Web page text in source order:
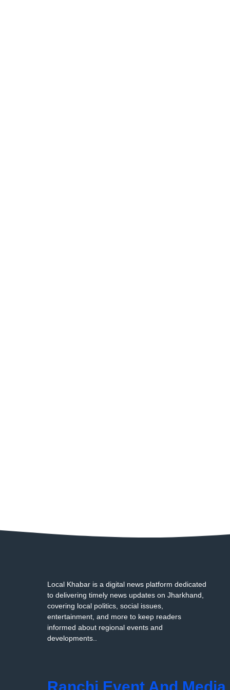
Local Khabar is a digital news platform dedicated
to delivering timely news updates on Jharkhand,
covering local politics, social issues,
entertainment, and more to keep readers
informed about regional events and
developments..